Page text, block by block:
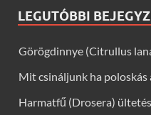
LEGUTÓBBI
Görögdinnye (Citrullus
Mit csináljunk ha poloskás
Harmatfű (Drosera)